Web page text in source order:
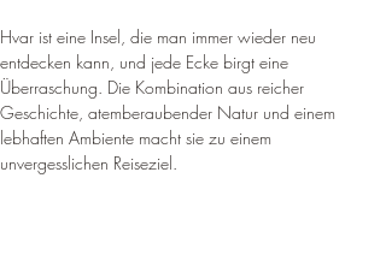
Hvar ist eine Insel, die man immer wieder neu
entdecken kann, und jede Ecke birgt eine
Überraschung. Die Kombination aus reicher
Geschichte, atemberaubender Natur und einem
lebhaften Ambiente macht sie zu einem
unvergesslichen Reiseziel.